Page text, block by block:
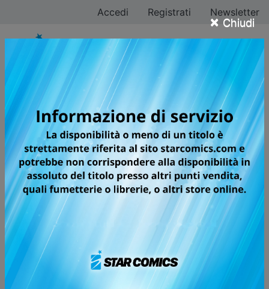
× Chiudi
Accedi Registrati Newsletter
Tutti i fumetti della
categoria Manga /
Seinen
Pagina 4 di 52